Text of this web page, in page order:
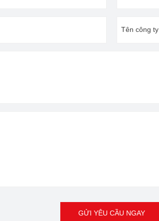
Tên công ty
GỬI YÊU CẦU NGAY